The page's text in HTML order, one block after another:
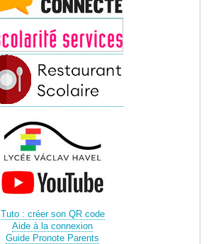
Tuto : créer son QR code
Aide à la connexion
Guide Pronote Parents